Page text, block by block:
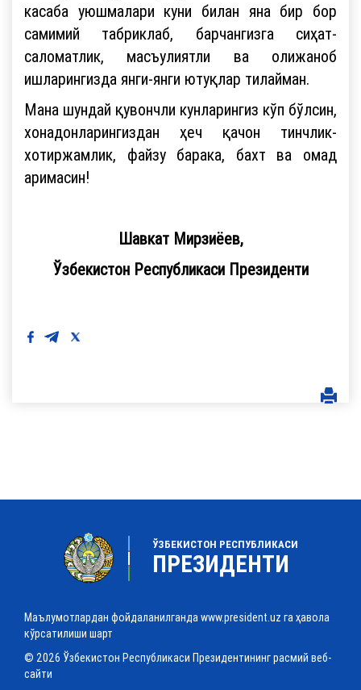
касаба уюшмалари куни билан яна бир бор
самимий табриклаб, барчангизга сиҳат-
саломатлик, масъулиятли ва олижаноб
ишларингизда янги-янги ютуқлар тилайман.
Мана шундай қувончли кунларингиз кўп бўлсин,
хонадонларингиздан ҳеч қачон тинчлик-
хотиржамлик, файзу барака, бахт ва омад
аримасин!
Шавкат Мирзиёев,
Ўзбекистон Республикаси Президенти
ЎЗБЕКИСТОН РЕСПУБЛИКАСИ
ПРЕЗИДЕНТИ
Маълумотлардан фойдаланилганда www.president.uz га ҳавола
кўрсатилиши шарт
© 2026 Ўзбекистон Республикаси Президентининг расмий веб-
сайти